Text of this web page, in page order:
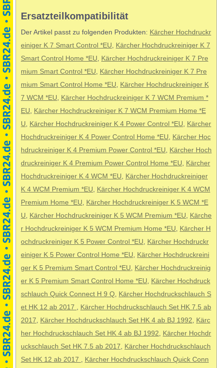
Ersatzteilkompatibilität
Der Artikel passt zu folgenden Produkten: Kärcher Hochdruckr
einiger K 7 Smart Control *EU, Kärcher Hochdruckreiniger K 7
Smart Control Home *EU, Kärcher Hochdruckreiniger K 7 Pre
mium Smart Control *EU, Kärcher Hochdruckreiniger K 7 Pre
mium Smart Control Home *EU, Kärcher Hochdruckreiniger K
7 WCM *EU, Kärcher Hochdruckreiniger K 7 WCM Premium *
EU, Kärcher Hochdruckreiniger K 7 WCM Premium Home *E
U, Kärcher Hochdruckreiniger K 4 Power Control *EU, Kärcher
Hochdruckreiniger K 4 Power Control Home *EU, Kärcher Hoc
hdruckreiniger K 4 Premium Power Control *EU, Kärcher Hoch
druckreiniger K 4 Premium Power Control Home *EU, Kärcher
Hochdruckreiniger K 4 WCM *EU, Kärcher Hochdruckreiniger
K 4 WCM Premium *EU, Kärcher Hochdruckreiniger K 4 WCM
Premium Home *EU, Kärcher Hochdruckreiniger K 5 WCM *E
U, Kärcher Hochdruckreiniger K 5 WCM Premium *EU, Kärche
r Hochdruckreiniger K 5 WCM Premium Home *EU, Kärcher H
ochdruckreiniger K 5 Power Control *EU, Kärcher Hochdruckr
einiger K 5 Power Control Home *EU, Kärcher Hochdruckreini
ger K 5 Premium Smart Control *EU, Kärcher Hochdruckreinig
er K 5 Premium Smart Control Home *EU, Kärcher Hochdruck
schlauch Quick Connect H 9 Q, Kärcher Hochdruckschlauch S
et HK 12 ab 2017 , Kärcher Hochdruckschlauch Set HK 7.5 ab
2017, Kärcher Hochdruckschlauch Set HK 4 ab BJ 1992, Kärc
her Hochdruckschlauch Set HK 4 ab BJ 1992, Kärcher Hochdr
uckschlauch Set HK 7.5 ab 2017, Kärcher Hochdruckschlauch
Set HK 12 ab 2017 , Kärcher Hochdruckschlauch Quick Conn